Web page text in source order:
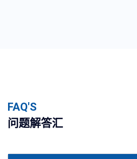
FAQ'S
问题解答汇